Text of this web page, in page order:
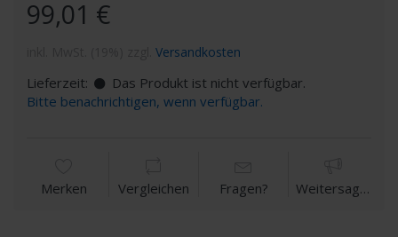
99,01 €
Versandkosten
Lieferzeit:
Das Produkt ist nicht verfügbar.
Bitte benachrichtigen, wenn verfügbar.
Merken Vergleichen Fragen? Weitersagen